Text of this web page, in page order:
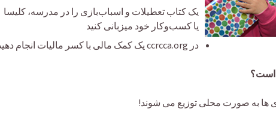
یک کتاب تعطیلات و اسباب‌بازی را در مدرسه، کلیسا
یا کسب‌وکار خود میزبانی کنید
در ccrcca.org یک کمک مالی با کسر مالیات انجام دهید
است؟
ها به صورت محلی توزیع می شوند!